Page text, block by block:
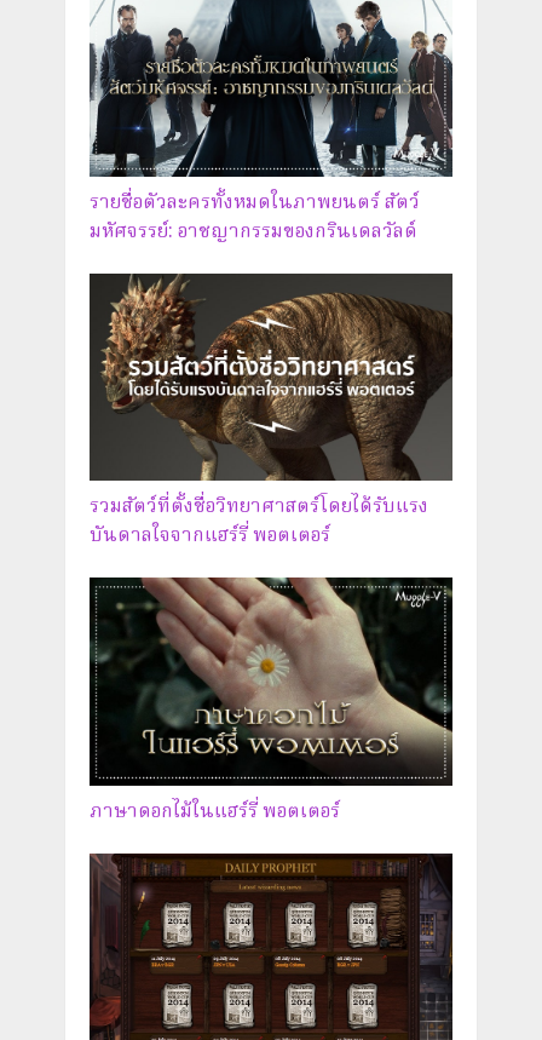
รายชื่อตัวละครทั้งหมดในภาพยนตร์ สัตว์
มหัศจรรย์: อาชญากรรมของกรินเดลวัลด์
รวมสัตว์ที่ตั้งชื่อวิทยาศาสตร์โดยได้รับแรง
บันดาลใจจากแฮร์รี่ พอตเตอร์
ภาษาดอกไม้ในแฮร์รี่ พอตเตอร์